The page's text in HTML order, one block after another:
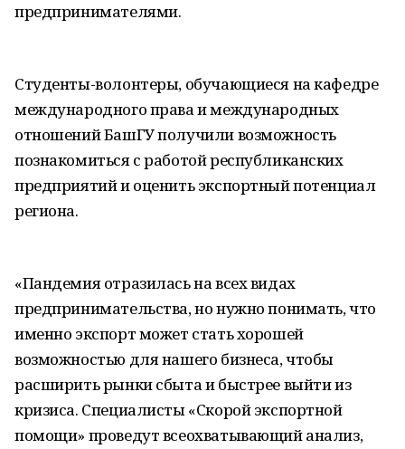
предпринимателями.
Студенты-волонтеры, обучающиеся на кафедре
международного права и международных
отношений БашГУ получили возможность
познакомиться с работой республиканских
предприятий и оценить экспортный потенциал
региона.
«Пандемия отразилась на всех видах
предпринимательства, но нужно понимать, что
именно экспорт может стать хорошей
возможностью для нашего бизнеса, чтобы
расширить рынки сбыта и быстрее выйти из
кризиса. Специалисты «Скорой экспортной
помощи» проведут всеохватывающий анализ,